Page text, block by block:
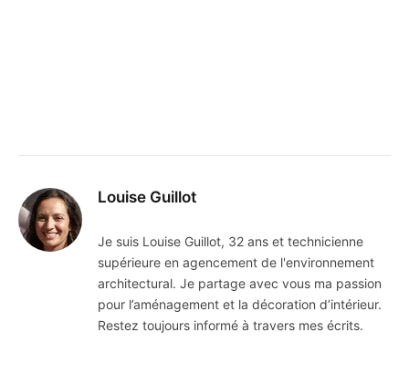
Louise Guillot
Je suis Louise Guillot, 32 ans et technicienne
supérieure en agencement de l'environnement
architectural. Je partage avec vous ma passion
pour l’aménagement et la décoration d’intérieur.
Restez toujours informé à travers mes écrits.